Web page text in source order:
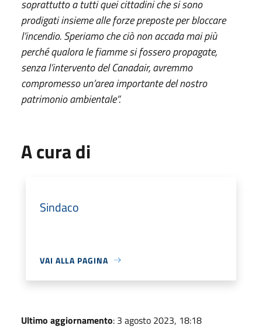
soprattutto a tutti quei cittadini che si sono
prodigati insieme alle forze preposte per bloccare
l’incendio. Speriamo che ciò non accada mai più
perché qualora le fiamme si fossero propagate,
senza l’intervento del Canadair, avremmo
compromesso un’area importante del nostro
patrimonio ambientale”.
A cura di
Sindaco
VAI ALLA PAGINA
Ultimo aggiornamento: 3 agosto 2023, 18:18